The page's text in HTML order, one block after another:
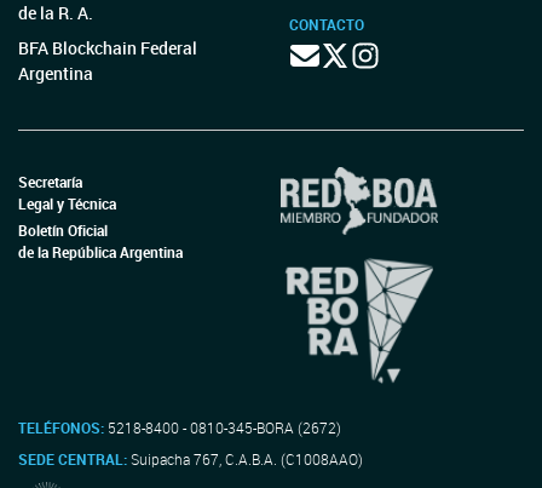
de la R. A.
BFA Blockchain Federal
Argentina
CONTACTO
Secretaría
Legal y Técnica
Boletín Oficial
de la República Argentina
TELÉFONOS: 5218-8400 - 0810-345-BORA (2672)
SEDE CENTRAL:Suipacha 767, C.A.B.A. (C1008AAO)